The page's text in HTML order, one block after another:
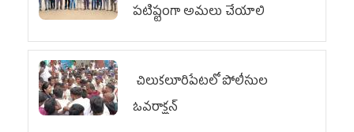
పటిష్టంగా అమలు చేయాలి
చిలుక‌లూరిపేట‌లో పోలీసుల
ఓవ‌రాక్ష‌న్‌